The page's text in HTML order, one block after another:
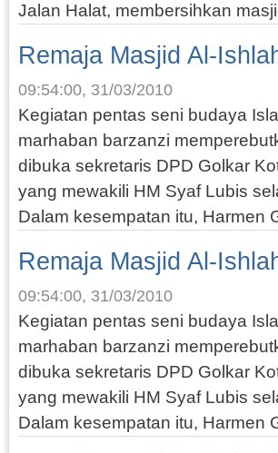
Jalan Halat, membersihkan
Remaja Masjid Al-
09:54:00, 31/03/2010
Kegiatan pentas seni budaya
marhaban barzanzi
dibuka sekretaris DPD Golkar
yang mewakili HM Syaf Lubis
Dalam kesempatan itu, Harmen
Remaja Masjid Al-
09:54:00, 31/03/2010
Kegiatan pentas seni budaya
marhaban barzanzi
dibuka sekretaris DPD Golkar
yang mewakili HM Syaf Lubis
Dalam kesempatan itu, Harmen